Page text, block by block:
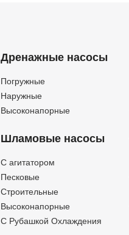
Дренажные насосы
Погружные
Наружные
Высоконапорные
Шламовые насосы
C агитатором
Песковые
Строительные
Высоконапорные
С Рубашкой Охлаждения